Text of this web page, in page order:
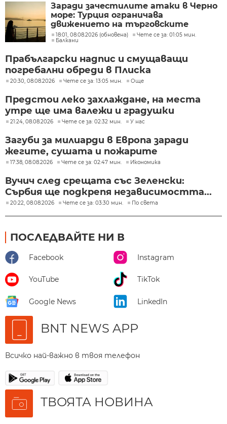
Заради зачестилите атаки в Черно
море: Турция ограничава
движението на търговските
кораби
18:01, 08.08.2026 (обновена)
Чете се за: 01:05 мин.
Балкани
Прабългарски надпис и смущаващи
погребални обреди в Плиска
20:30, 08.08.2026 Чете се за: 13:05 мин. Още
Предстои леко захлаждане, на места
утре ще има валежи и градушки
21:24, 08.08.2026 Чете се за: 02:32 мин. У нас
Загуби за милиарди в Европа заради
жегите, сушата и пожарите
17:38, 08.08.2026 Чете се за: 02:47 мин. Икономика
Вучич след срещата със Зеленски:
Сърбия ще подкрепя независимостта...
20:22, 08.08.2026 Чете се за: 03:30 мин. По света
ПОСЛЕДВАЙТЕ НИ В
Facebook Instagram
YouTube TikTok
Google News LinkedIn
BNT NEWS APP
Всичко най-важно в твоя телефон
ТВОЯТА НОВИНА